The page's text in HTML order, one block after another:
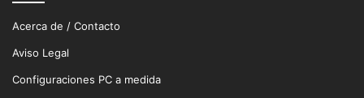
Acerca de / Contacto
Aviso Legal
Configuraciones PC a medida